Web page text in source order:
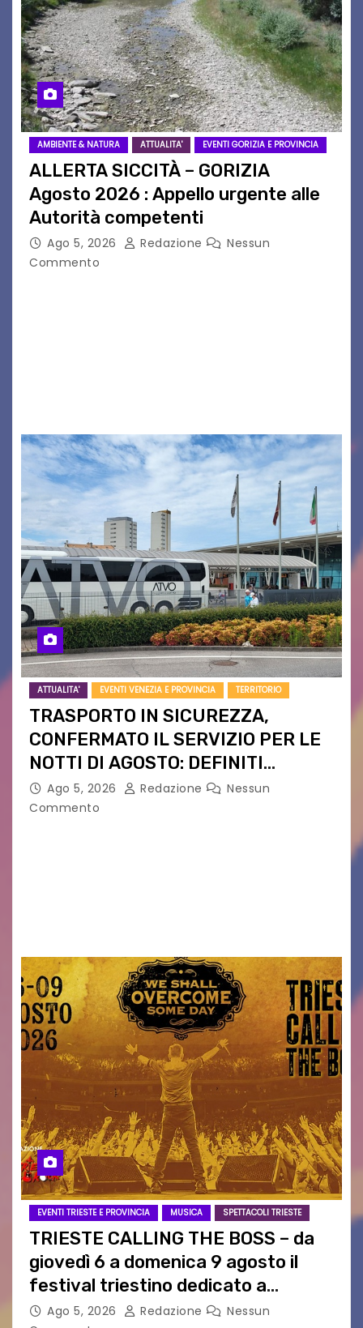
AMBIENTE & NATURA ATTUALITA' EVENTI GORIZIA E PROVINCIA
ALLERTA SICCITÀ – GORIZIA
Agosto 2026 : Appello urgente alle
Autorità competenti
Ago 5, 2026 Redazione
Nessun
Commento
ATTUALITA' EVENTI VENEZIA E PROVINCIA TERRITORIO
TRASPORTO IN SICUREZZA,
CONFERMATO IL SERVIZIO PER LE
NOTTI DI AGOSTO: DEFINITI
PERCORSI, FERMATE E ORARIO
Ago 5, 2026 Redazione
Nessun
Commento
EVENTI TRIESTE E PROVINCIA MUSICA SPETTACOLI TRIESTE
TRIESTE CALLING THE BOSS – da
giovedì 6 a domenica 9 agosto il
festival triestino dedicato a
Springsteen
Ago 5, 2026 Redazione
Nessun